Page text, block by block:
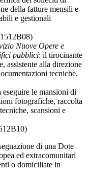
della fatture mensili e
e gestionali
Nuove Opere e
pubblici: il tirocinante
assistente alla direzione
tecniche,
le mansioni di
fotografiche, raccolta
scansioni e
di una Dote
ed extracomunitari
o domiciliate in